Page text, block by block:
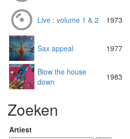
Live : volume 1 & 2 1973
Sax appeal 1977
Blow the house
down
1983
Zoeken
Artiest